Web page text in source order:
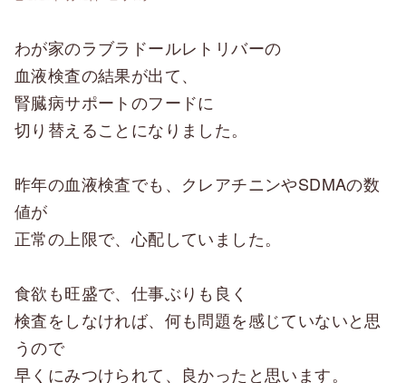
わが家のラブラドールレトリバーの
血液検査の結果が出て、
腎臓病サポートのフードに
切り替えることになりました。
昨年の血液検査でも、クレアチニンやSDMAの数
値が
正常の上限で、心配していました。
食欲も旺盛で、仕事ぶりも良く
検査をしなければ、何も問題を感じていないと思
うので
早くにみつけられて、良かったと思います。